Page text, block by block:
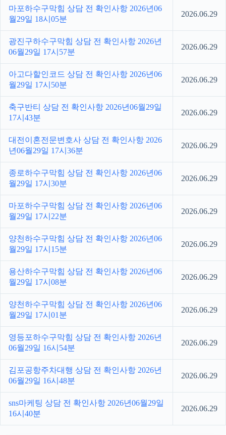
마포하수구막힘 상담 전 확인사항 2026년06
월29일 18시05분
2026.06.29
광진구하수구막힘 상담 전 확인사항 2026년
06월29일 17시57분
2026.06.29
아고다할인코드 상담 전 확인사항 2026년06
월29일 17시50분
2026.06.29
축구반티 상담 전 확인사항 2026년06월29일
17시43분
2026.06.29
대전이혼전문변호사 상담 전 확인사항 2026
년06월29일 17시36분
2026.06.29
종로하수구막힘 상담 전 확인사항 2026년06
월29일 17시30분
2026.06.29
마포하수구막힘 상담 전 확인사항 2026년06
월29일 17시22분
2026.06.29
양천하수구막힘 상담 전 확인사항 2026년06
월29일 17시15분
2026.06.29
용산하수구막힘 상담 전 확인사항 2026년06
월29일 17시08분
2026.06.29
양천하수구막힘 상담 전 확인사항 2026년06
월29일 17시01분
2026.06.29
영등포하수구막힘 상담 전 확인사항 2026년
06월29일 16시54분
2026.06.29
김포공항주차대행 상담 전 확인사항 2026년
06월29일 16시48분
2026.06.29
sns마케팅 상담 전 확인사항 2026년06월29일
16시40분
2026.06.29